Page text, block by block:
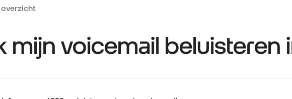
overzicht
mijn voicemail beluisteren